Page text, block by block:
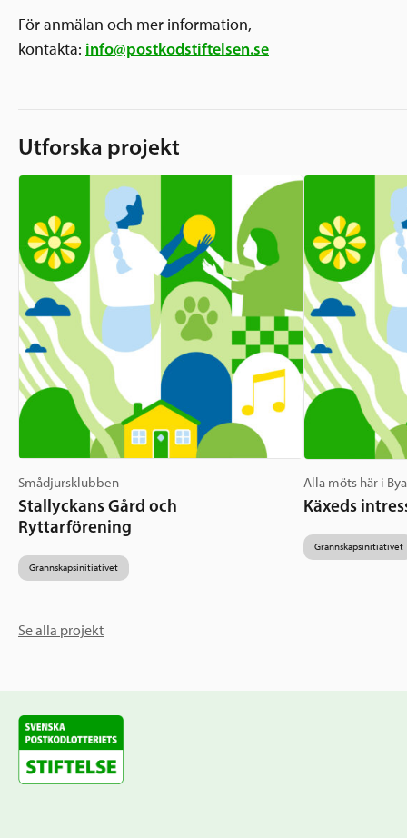
För anmälan och mer information,
kontakta: info@postkodstiftelsen.se
Utforska projekt
Smådjursklubben
Stallyckans Gård och
Ryttarförening
Grannskapsinitiativet
Alla möts här i
Käxeds
Grannskapsinitiativet
Se alla projekt